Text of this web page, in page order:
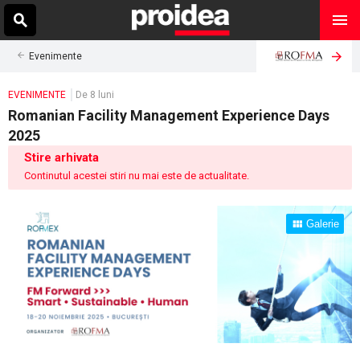
Evenimente
EVENIMENTE De 8 luni
Romanian Facility Management Experience Days
2025
Stire arhivata
Continutul acestei stiri nu mai este de actualitate.
Galerie